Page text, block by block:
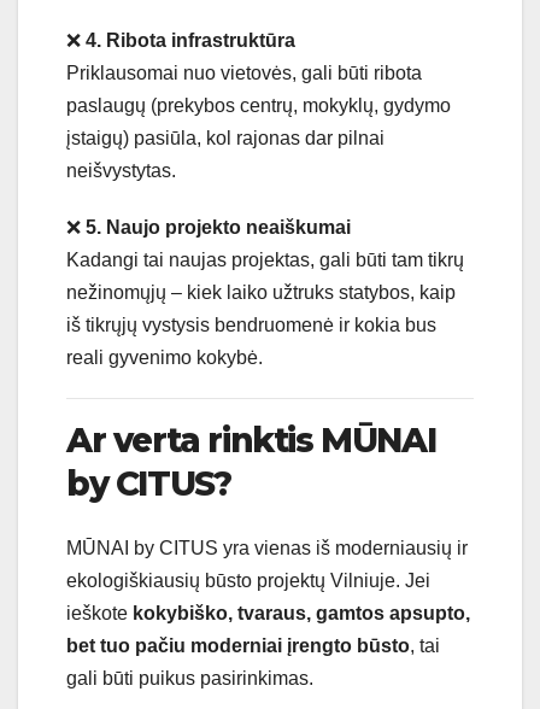
❌ 4. Ribota infrastruktūra
Priklausomai nuo vietovės, gali būti ribota
paslaugų (prekybos centrų, mokyklų, gydymo
įstaigų) pasiūla, kol rajonas dar pilnai
neišvystytas.
❌ 5. Naujo projekto neaiškumai
Kadangi tai naujas projektas, gali būti tam tikrų
nežinomųjų – kiek laiko užtruks statybos, kaip
iš tikrųjų vystysis bendruomenė ir kokia bus
reali gyvenimo kokybė.
Ar verta rinktis MŪNAI
by CITUS?
MŪNAI by CITUS yra vienas iš moderniausių ir
ekologiškiausių būsto projektų Vilniuje. Jei
ieškote kokybiško, tvaraus, gamtos apsupto,
bet tuo pačiu moderniai įrengto būsto, tai
gali būti puikus pasirinkimas.